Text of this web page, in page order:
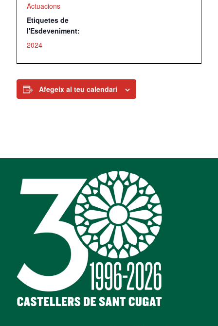
Actuacions
Etiquetes de
l'Esdeveniment:
2024
Afegeix al teu calendari